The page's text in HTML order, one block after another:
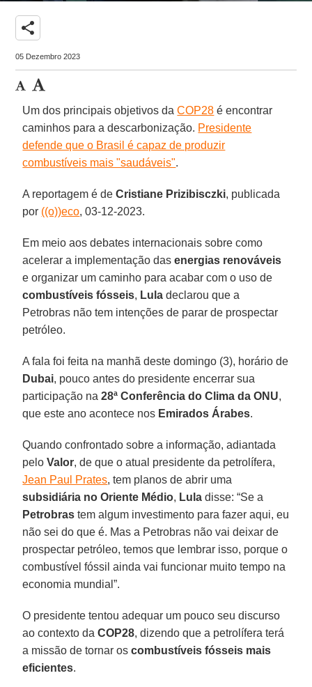
share
05 Dezembro 2023
Um dos principais objetivos daCOP28 é encontrar
caminhos para a descarbonização. Presidente
defende que o Brasil é capaz de produzir
combustíveis mais "saudáveis".
A reportagem é deCristiane Prizibisczki, publicada
por ((o))eco, 03-12-2023.
Em meio aos debates internacionais sobre como
acelerar a implementação dasenergias renováveis
e organizar um caminho para acabar com o uso de
combustíveis fósseis, Lula declarou que a
Petrobras não tem intenções de parar de prospectar
petróleo.
A fala foi feita na manhã deste domingo (3), horário de
Dubai, pouco antes do presidente encerrar sua
participação na28ª Conferência do Clima da ONU,
que este ano acontece nos Emirados Árabes.
Quando confrontado sobre a informação, adiantada
peloValor, de que o atual presidente da petrolífera,
Jean Paul Prates, tem planos de abrir uma
subsidiária no Oriente Médio, Lula disse: “Se a
Petrobras tem algum investimento para fazer aqui, eu
não sei do que é. Mas a Petrobras não vai deixar de
prospectar petróleo, temos que lembrar isso, porque o
combustível fóssil ainda vai funcionar muito tempo na
economia mundial”.
O presidente tentou adequar um pouco seu discurso
ao contexto daCOP28, dizendo que a petrolífera terá
a missão de tornar oscombustíveis fósseis mais
eficientes.